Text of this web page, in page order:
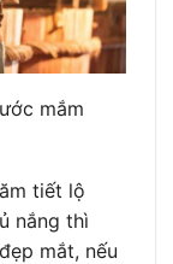
mắm
tiết lộ
nắng thì
mắt, nếu